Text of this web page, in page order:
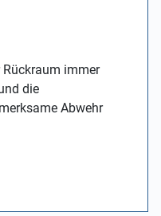
immer
die
Abwehr